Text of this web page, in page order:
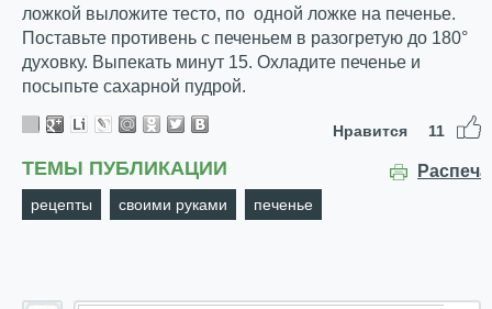
ложкой выложите тесто, по одной ложке на печенье.
Поставьте противень с печеньем в разогретую до 180°
духовку. Выпекать минут 15. Охладите печенье и
посыпьте сахарной пудрой.
Нравится 11
ТЕМЫ ПУБЛИКАЦИИ
рецепты своими руками печенье